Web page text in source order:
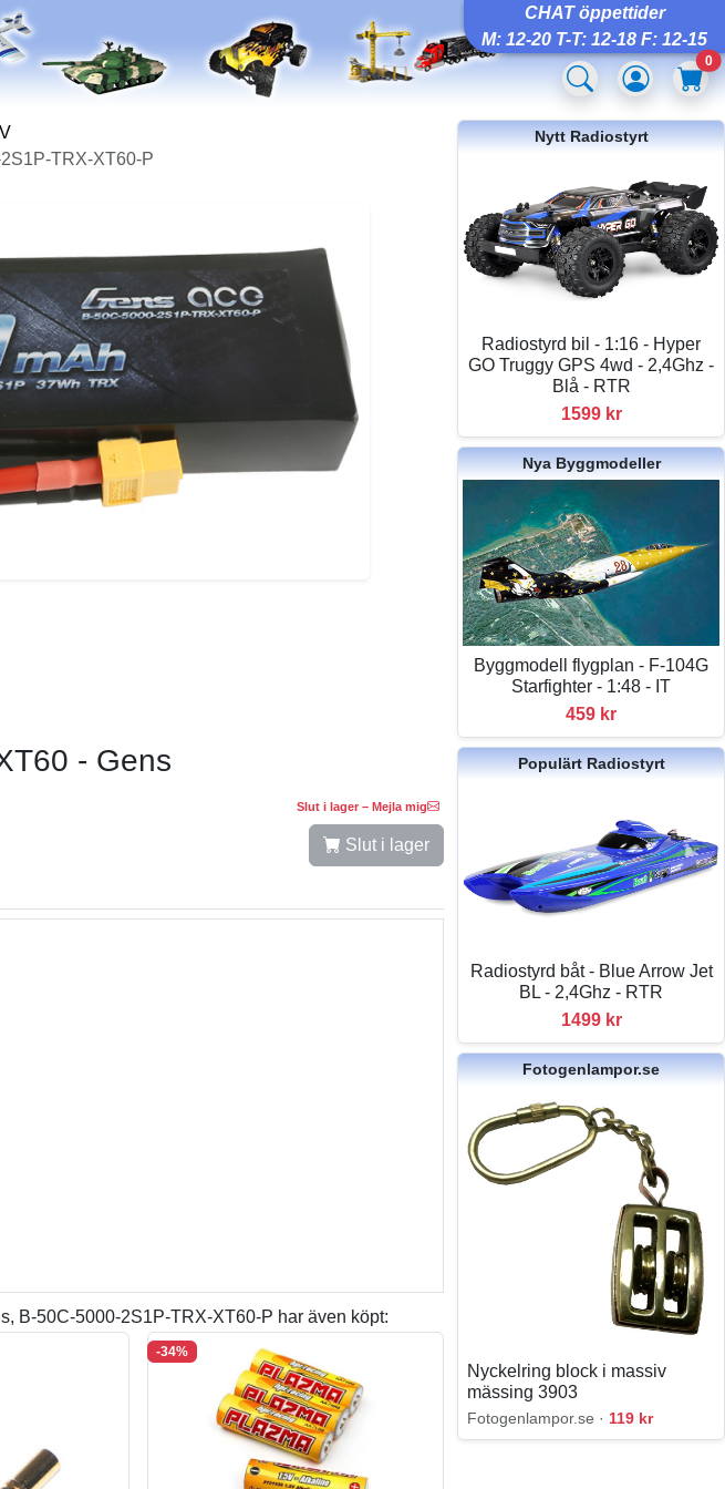
CHAT öppettider
M: 12-20 T-T: 12-18 F: 12-15
0
TRX-XT60-P
- Gens
Slut i lager – Mejla mig
Slut i lager
B-50C-5000-2S1P-TRX-XT60-P har även köpt:
-34%
Nytt Radiostyrt
Radiostyrd bil - 1:16 - Hyper
GO Truggy GPS 4wd - 2,4Ghz -
Blå - RTR
1599 kr
Nya Byggmodeller
Byggmodell flygplan - F-104G
Starfighter - 1:48 - IT
459 kr
Populärt Radiostyrt
Radiostyrd båt - Blue Arrow Jet
BL - 2,4Ghz - RTR
1499 kr
Fotogenlampor.se
Nyckelring block i massiv
mässing 3903
Fotogenlampor.se · 119 kr